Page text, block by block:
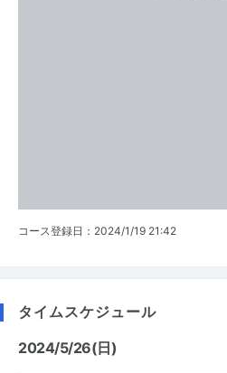
コース登録日：2024/1/19 21:42
タイムスケジュール
2024/5/26(日)